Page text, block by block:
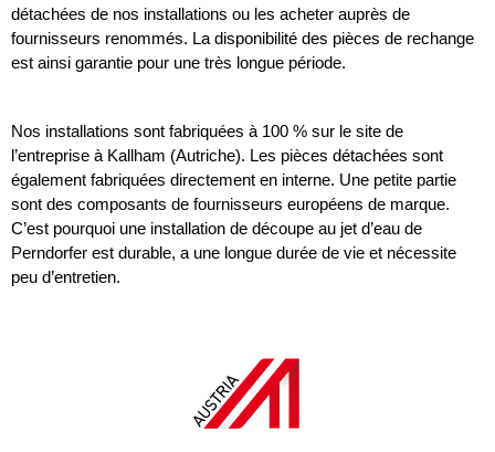
détachées de nos installations ou les acheter auprès de
fournisseurs renommés. La disponibilité des pièces de rechange
est ainsi garantie pour une très longue période.
Nos installations sont fabriquées à 100 % sur le site de
l’entreprise à Kallham (Autriche). Les pièces détachées sont
également fabriquées directement en interne. Une petite partie
sont des composants de fournisseurs européens de marque.
C’est pourquoi une installation de découpe au jet d’eau de
Perndorfer est durable, a une longue durée de vie et nécessite
peu d’entretien.